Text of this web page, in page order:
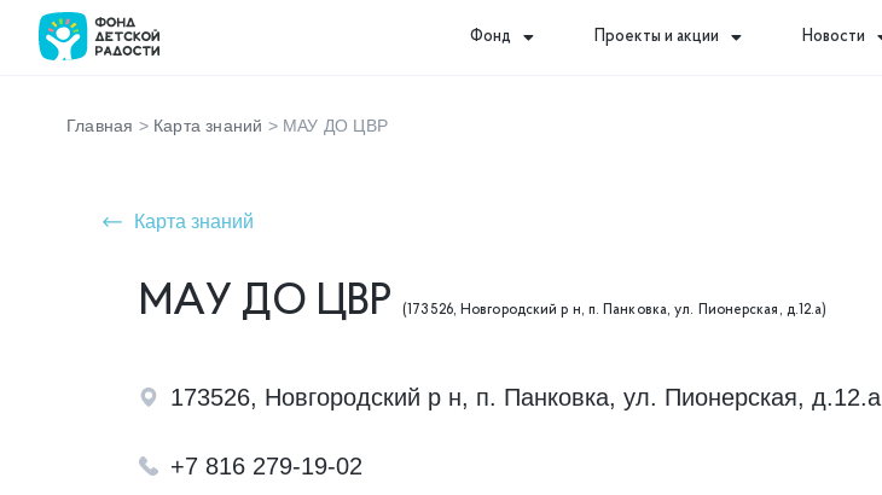
Фонд Проекты и акции Новости
Главная > Карта знаний > МАУ ДО ЦВР
Карта знаний
МАУ ДО ЦВР(173526, Новгородский р н, п. Панковка, ул. Пионерская, д.12.а)
173526, Новгородский р н, п. Панковка, ул. Пионерская, д.12.а
+7 816 279-19-02